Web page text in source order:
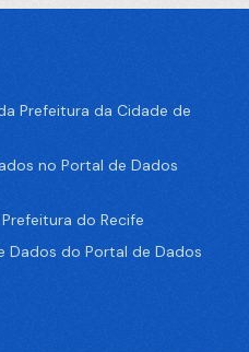
Prefeitura da Cidade de
no Portal de Dados
do Recife
Dados do Portal de Dados